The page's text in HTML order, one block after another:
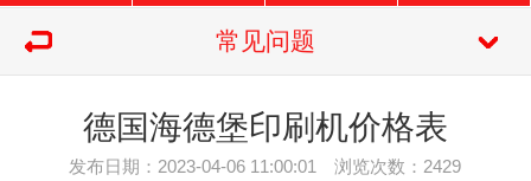
常见问题
德国海德堡印刷机价格表
发布日期：2023-04-06 11:00:01 浏览次数：2429